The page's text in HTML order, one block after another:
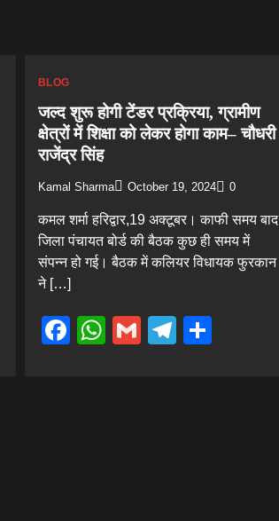
BLOG
जल्द शुरू होगी टेंडर प्रक्रिया, ग्रामीण
क्षेत्रों में शिक्षा को लेकर होगा काम– चौधरी
राजेंद्र सिंह
Kamal Sharma October 19, 2024 0
कमल शर्मा हरिद्वार,19 अक्टूबर। काफी समय बाद
जिला पंचायत बोर्ड की बैठक कुछ ही समय में
संपन्न हो गई। बैठक में कलियर विधायक फुरकान
ने […]
Facebook
WhatsApp
GmailTelegram